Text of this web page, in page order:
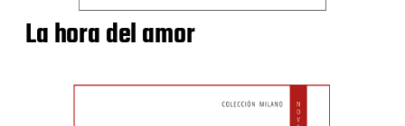
La hora del amor